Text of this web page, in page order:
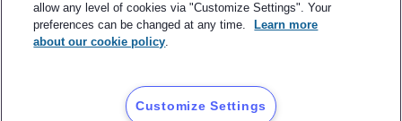
Español
Deutsch
繁體中文
Português (BR)
allow any level of cookies via "Customize Settings". Your
preferences can be changed at any time.
Learn more
about our cookie policy.
Customize Settings